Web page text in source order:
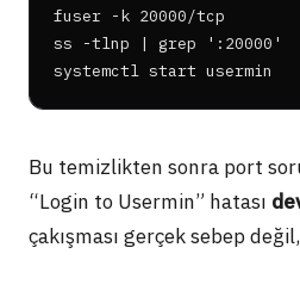
fuser -k 20000/tcp
ss -tlnp | grep ':20000'
systemctl start usermin
Bu temizlikten sonra port
“Login to Usermin” hatası
çakışması gerçek sebep